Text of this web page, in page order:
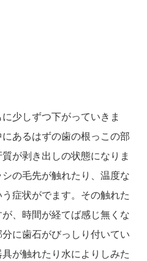
少しずつ下がっていきま
あるはずの歯の根っこの部
が剥き出しの状態になりま
の毛先が触れたり、温度な
症状がでます。その触れた
、時間が経てば感じ無くな
に歯石がびっしり付いてい
が触れたり水によりしみた